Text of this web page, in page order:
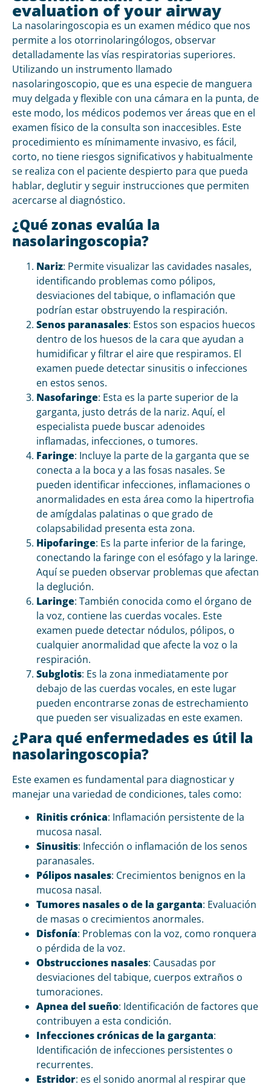
evaluation of your airway
La nasolaringoscopia es un examen médico que nos
permite a los otorrinolaringólogos, observar
detalladamente las vías respiratorias superiores.
Utilizando un instrumento llamado
nasolaringoscopio, que es una especie de manguera
muy delgada y flexible con una cámara en la punta, de
este modo, los médicos podemos ver áreas que en el
examen físico de la consulta son inaccesibles. Este
procedimiento es mínimamente invasivo, es fácil,
corto, no tiene riesgos significativos y habitualmente
se realiza con el paciente despierto para que pueda
hablar, deglutir y seguir instrucciones que permiten
acercarse al diagnóstico.
¿Qué zonas evalúa la
nasolaringoscopia?
Nariz: Permite visualizar las cavidades nasales,
identificando problemas como pólipos,
desviaciones del tabique, o inflamación que
podrían estar obstruyendo la respiración.
Senos paranasales: Estos son espacios huecos
dentro de los huesos de la cara que ayudan a
humidificar y filtrar el aire que respiramos. El
examen puede detectar sinusitis o infecciones
en estos senos.
Nasofaringe: Esta es la parte superior de la
garganta, justo detrás de la nariz. Aquí, el
especialista puede buscar adenoides
inflamadas, infecciones, o tumores.
Faringe: Incluye la parte de la garganta que se
conecta a la boca y a las fosas nasales. Se
pueden identificar infecciones, inflamaciones o
anormalidades en esta área como la hipertrofia
de amígdalas palatinas o que grado de
colapsabilidad presenta esta zona.
Hipofaringe: Es la parte inferior de la faringe,
conectando la faringe con el esófago y la laringe.
Aquí se pueden observar problemas que afectan
la deglución.
Laringe: También conocida como el órgano de
la voz, contiene las cuerdas vocales. Este
examen puede detectar nódulos, pólipos, o
cualquier anormalidad que afecte la voz o la
respiración.
Subglotis: Es la zona inmediatamente por
debajo de las cuerdas vocales, en este lugar
pueden encontrarse zonas de estrechamiento
que pueden ser visualizadas en este examen.
¿Para qué enfermedades es útil la
nasolaringoscopia?
Este examen es fundamental para diagnosticar y
manejar una variedad de condiciones, tales como:
Rinitis crónica: Inflamación persistente de la
mucosa nasal.
Sinusitis: Infección o inflamación de los senos
paranasales.
Pólipos nasales: Crecimientos benignos en la
mucosa nasal.
Tumores nasales o de la garganta: Evaluación
de masas o crecimientos anormales.
Disfonía: Problemas con la voz, como ronquera
o pérdida de la voz.
Obstrucciones nasales: Causadas por
desviaciones del tabique, cuerpos extraños o
tumoraciones.
Apnea del sueño: Identificación de factores que
contribuyen a esta condición.
Infecciones crónicas de la garganta:
Identificación de infecciones persistentes o
recurrentes.
Estridor: es el sonido anormal al respirar que